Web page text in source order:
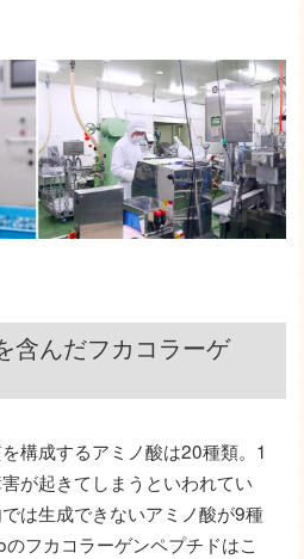
含んだフカコラーゲ
構成するアミノ酸は20種類。1
が起きてしまうといわれてい
は生成できないアミノ酸が9種
フカコラーゲンペプチドはこ